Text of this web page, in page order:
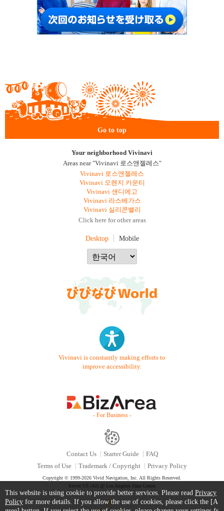
Go to top
Your neighborhood Vivinavi
Areas near "Vivinavi 로스앤젤레스"
Vivinavi 로스앤젤레스
Vivinavi 오렌지 카운티
Vivinavi 샌디에고
Vivinavi 라스베가스
Vivinavi 실리콘밸리
Click here for other areas
Desktop Mobile
Vivinavi is constantly making efforts to
improve accessibility.
- For Business -
Contact Us Starter Guide
FAQ
Terms of Use
Trademark / Copyright Privacy Policy
Copyright © 1999-2026 Vivid Navigation, Inc. All Rights Reserved.
Server US (42) @ Los Angeles Data Center
This website is using cookie to provide better services. Please read Privacy
Policy for more details. If you allow the use of cookies, please click the [A